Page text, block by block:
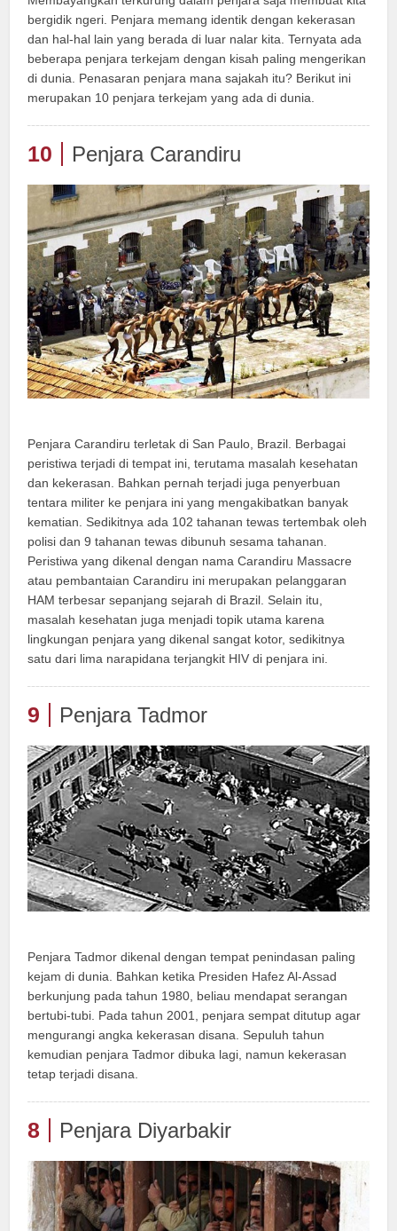
bergidik ngeri. Penjara memang identik dengan kekerasan
dan hal-hal lain yang berada di luar nalar kita. Ternyata ada
beberapa penjara terkejam dengan kisah paling mengerikan
di dunia. Penasaran penjara mana sajakah itu? Berikut ini
merupakan 10 penjara terkejam yang ada di dunia.
10 Penjara Carandiru
Penjara Carandiru terletak di San Paulo, Brazil. Berbagai
peristiwa terjadi di tempat ini, terutama masalah kesehatan
dan kekerasan. Bahkan pernah terjadi juga penyerbuan
tentara militer ke penjara ini yang mengakibatkan banyak
kematian. Sedikitnya ada 102 tahanan tewas tertembak oleh
polisi dan 9 tahanan tewas dibunuh sesama tahanan.
Peristiwa yang dikenal dengan nama Carandiru Massacre
atau pembantaian Carandiru ini merupakan pelanggaran
HAM terbesar sepanjang sejarah di Brazil. Selain itu,
masalah kesehatan juga menjadi topik utama karena
lingkungan penjara yang dikenal sangat kotor, sedikitnya
satu dari lima narapidana terjangkit HIV di penjara ini.
9 Penjara Tadmor
Penjara Tadmor dikenal dengan tempat penindasan paling
kejam di dunia. Bahkan ketika Presiden Hafez Al-Assad
berkunjung pada tahun 1980, beliau mendapat serangan
bertubi-tubi. Pada tahun 2001, penjara sempat ditutup agar
mengurangi angka kekerasan disana. Sepuluh tahun
kemudian penjara Tadmor dibuka lagi, namun kekerasan
tetap terjadi disana.
8 Penjara Diyarbakir